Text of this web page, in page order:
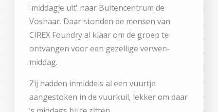
'middagje uit' naar Buitencentrum de
Voshaar. Daar stonden de mensen van
CIREX Foundry al klaar om de groep te
ontvangen voor een gezellige verwen-
middag.
Zij hadden inmiddels al een vuurtje
aangestoken in de vuurkuil, lekker om daar